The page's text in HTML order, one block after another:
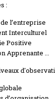
:
l’entreprise
Interculturel
Positive
Apprenante ...